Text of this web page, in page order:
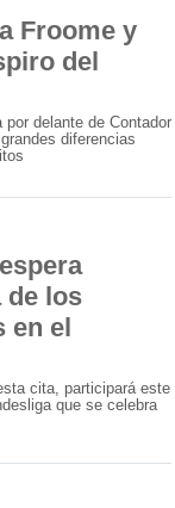
Froome y
del
delante de Contador
diferencias
de los
en el
cita, participará este
que se celebra